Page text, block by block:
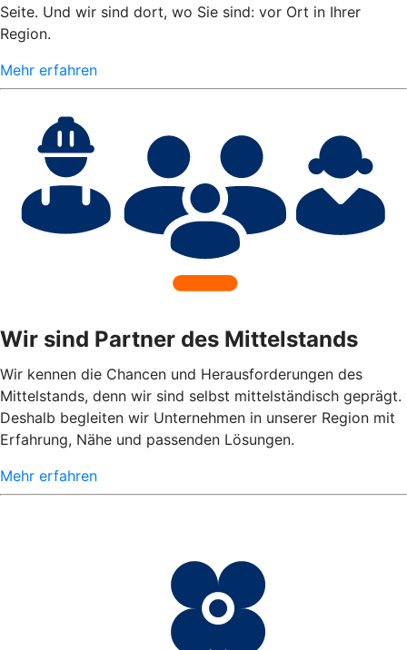
Seite. Und wir sind dort, wo Sie sind: vor Ort in Ihrer
Region.
Mehr erfahren
Wir sind Partner des Mittelstands
Wir kennen die Chancen und Herausforderungen des
Mittelstands, denn wir sind selbst mittelständisch geprägt.
Deshalb begleiten wir Unternehmen in unserer Region mit
Erfahrung, Nähe und passenden Lösungen.
Mehr erfahren